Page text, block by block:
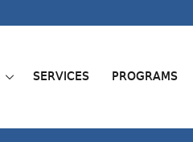
SERVICES PROGRAMS